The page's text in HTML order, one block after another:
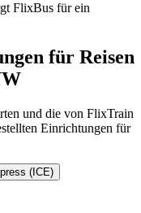
FlixBus für ein
für Reisen
und die von FlixTrain
Einrichtungen für
(ICE)